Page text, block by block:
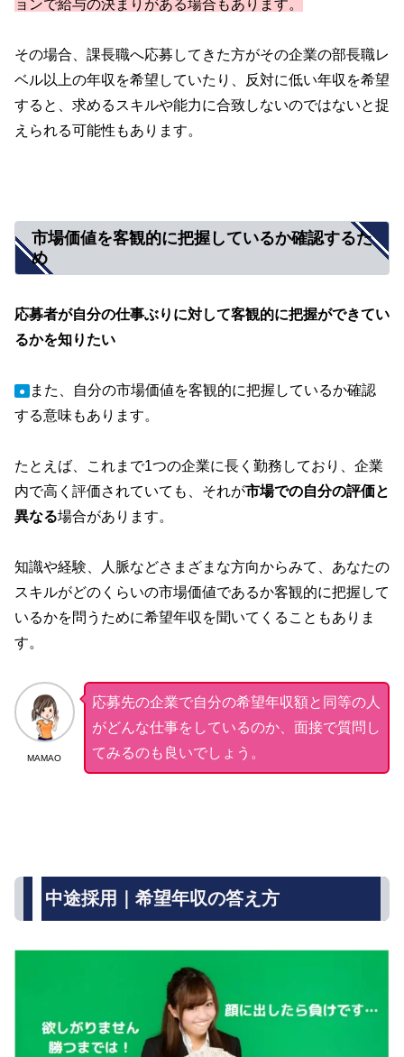
ョンで給与の決まりがある場合もあります。
その場合、課長職へ応募してきた方がその企業の部長職レ
ベル以上の年収を希望していたり、反対に低い年収を希望
すると、求めるスキルや能力に合致しないのではないと捉
えられる可能性もあります。
市場価値を客観的に把握しているか確認するた
め
応募者が自分の仕事ぶりに対して客観的に把握ができてい
るかを知りたい
● また、自分の市場価値を客観的に把握しているか確認
する意味もあります。
たとえば、これまで1つの企業に長く勤務しており、企業
内で高く評価されていても、それが市場での自分の評価と
異なる場合があります。
知識や経験、人脈などさまざまな方向からみて、あなたの
スキルがどのくらいの市場価値であるか客観的に把握して
いるかを問うために希望年収を聞いてくることもありま
す。
MAMAO
応募先の企業で自分の希望年収額と同等の人
がどんな仕事をしているのか、面接で質問し
てみるのも良いでしょう。
中途採用｜希望年収の答え方